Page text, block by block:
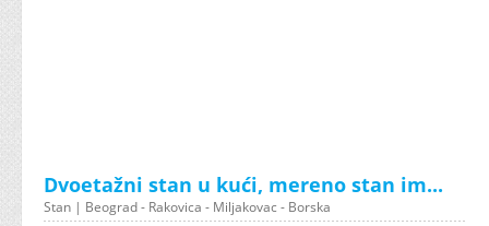
Dvoetažni stan u kući, mereno stan im...
Stan | Beograd - Rakovica - Miljakovac - Borska